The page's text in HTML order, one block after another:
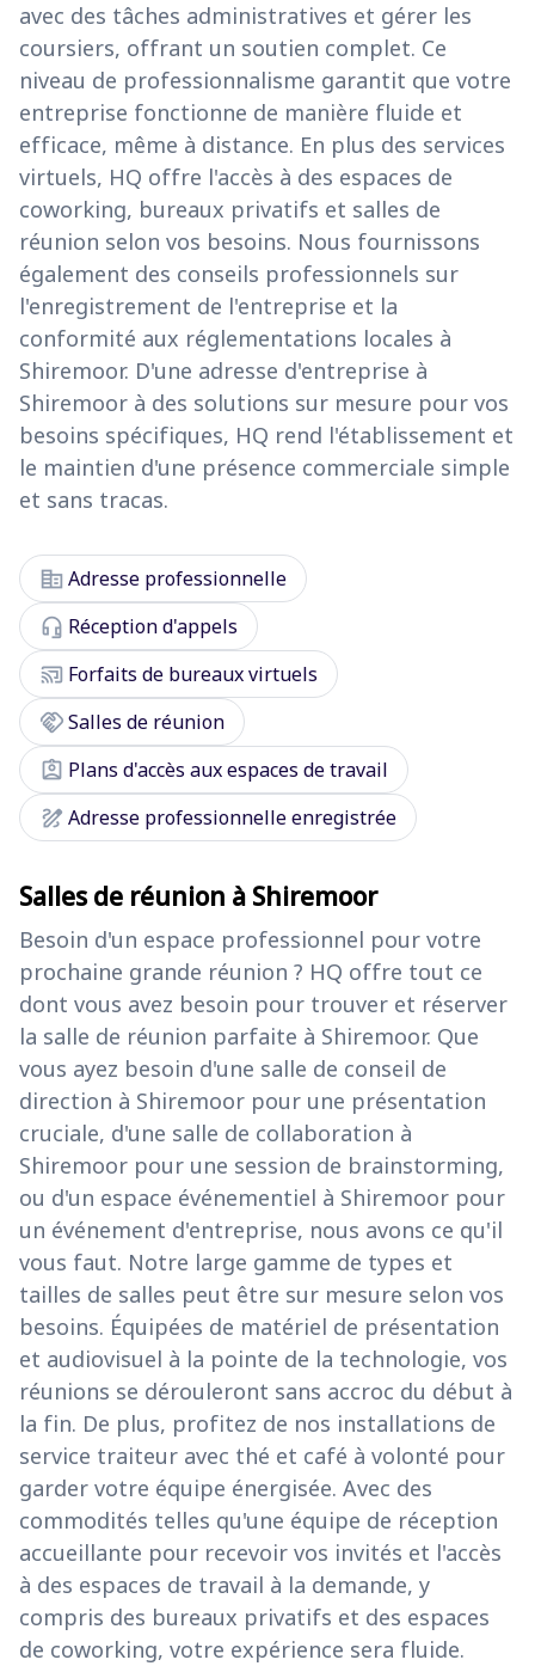
avec des tâches administratives et gérer les
coursiers, offrant un soutien complet. Ce
niveau de professionnalisme garantit que votre
entreprise fonctionne de manière fluide et
efficace, même à distance. En plus des services
virtuels, HQ offre l'accès à des espaces de
coworking, bureaux privatifs et salles de
réunion selon vos besoins. Nous fournissons
également des conseils professionnels sur
l'enregistrement de l'entreprise et la
conformité aux réglementations locales à
Shiremoor. D'une adresse d'entreprise à
Shiremoor à des solutions sur mesure pour vos
besoins spécifiques, HQ rend l'établissement et
le maintien d'une présence commerciale simple
et sans tracas.
corporate_fareAdresse professionnelle
headset_mic Réception d'appels
cast_connected Forfaits de bureaux virtuels
handshakeSalles de réunion
assignment_ind Plans d'accès aux espaces de travail
draw Adresse professionnelle enregistrée
Salles de réunion à Shiremoor
Besoin d'un espace professionnel pour votre
prochaine grande réunion ? HQ offre tout ce
dont vous avez besoin pour trouver et réserver
la salle de réunion parfaite à Shiremoor. Que
vous ayez besoin d'une salle de conseil de
direction à Shiremoor pour une présentation
cruciale, d'une salle de collaboration à
Shiremoor pour une session de brainstorming,
ou d'un espace événementiel à Shiremoor pour
un événement d'entreprise, nous avons ce qu'il
vous faut. Notre large gamme de types et
tailles de salles peut être sur mesure selon vos
besoins. Équipées de matériel de présentation
et audiovisuel à la pointe de la technologie, vos
réunions se dérouleront sans accroc du début à
la fin. De plus, profitez de nos installations de
service traiteur avec thé et café à volonté pour
garder votre équipe énergisée. Avec des
commodités telles qu'une équipe de réception
accueillante pour recevoir vos invités et l'accès
à des espaces de travail à la demande, y
compris des bureaux privatifs et des espaces
de coworking, votre expérience sera fluide.